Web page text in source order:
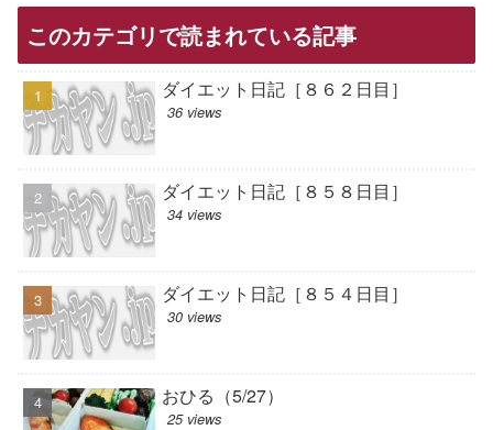
このカテゴリで読まれている記事
ダイエット日記［８６２日目］
36 views
ダイエット日記［８５８日目］
34 views
ダイエット日記［８５４日目］
30 views
おひる（5/27）
25 views